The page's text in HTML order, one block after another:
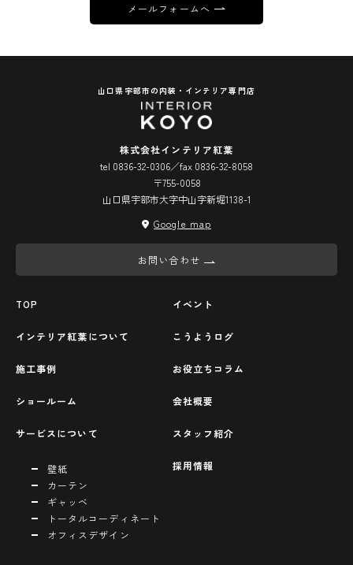
メールフォームへ
山口県宇部市の内装・インテリア専門店
株式会社インテリア紅葉
tel 0836-32-0306／fax 0836-32-8058
〒755-0058
山口県宇部市大字中山字新堀1138-1
Google map
お問い合わせ
TOP
インテリア紅葉について
施工事例
ショールーム
サービスについて
壁紙
カーテン
ギャッベ
トータルコーディネート
オフィスデザイン
イベント
こうようログ
お役立ちコラム
会社概要
スタッフ紹介
採用情報